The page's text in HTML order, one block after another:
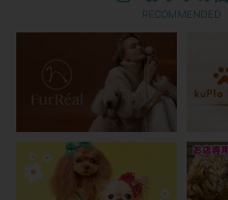
RECOMMENDED